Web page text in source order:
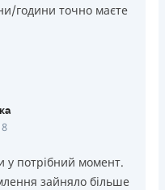
години точно маєте
у потрібний момент.
зайняло більше